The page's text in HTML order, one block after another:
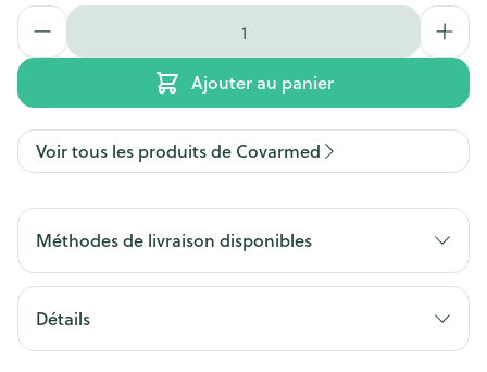
Quantité
Ajouter au panier
Voir tous les produits de Covarmed
Méthodes de livraison disponibles
Détails